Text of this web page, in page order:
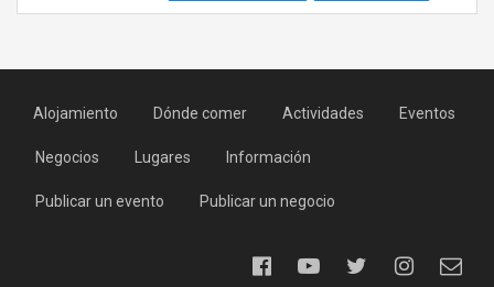
Alojamiento Dónde comer Actividades Eventos
Negocios Lugares Información
Publicar un evento Publicar un negocio